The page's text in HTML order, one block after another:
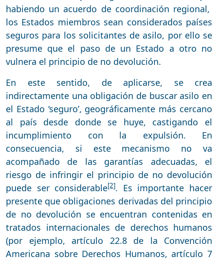
habiendo un acuerdo de coordinación regional,
los Estados miembros sean considerados países
seguros para los solicitantes de asilo, por ello se
presume que el paso de un Estado a otro no
vulnera el principio de no devolución.
En este sentido, de aplicarse, se crea
indirectamente una obligación de buscar asilo en
el Estado ‘seguro’, geográficamente más cercano
al país desde donde se huye, castigando el
incumplimiento con la expulsión. En
consecuencia, si este mecanismo no va
acompañado de las garantías adecuadas, el
riesgo de infringir el principio de no devolución
puede ser considerable[2]. Es importante hacer
presente que obligaciones derivadas del principio
de no devolución se encuentran contenidas en
tratados internacionales de derechos humanos
(por ejemplo, artículo 22.8 de la Convención
Americana sobre Derechos Humanos, artículo 7